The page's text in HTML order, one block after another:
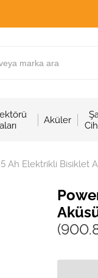
Aküler
Ah Elektrikli Bisiklet